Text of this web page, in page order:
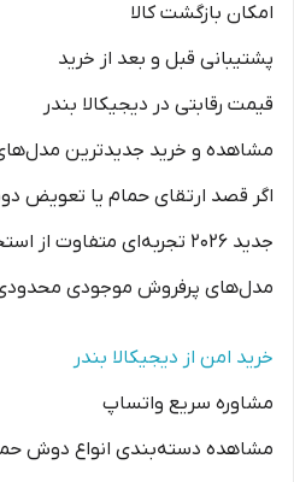
امکان بازگشت کالا
پشتیبانی قبل و بعد از خرید
قیمت رقابتی در دیجیکالا بندر
مشاهده و خرید جدیدترین
اگر قصد ارتقای حمام یا تعویض
جدید ۲۰۲۶ تجربه‌ای متفاوت
مدل‌های پرفروش موجودی محدودی
خرید امن از دیجیکالا بندر
مشاوره سریع واتساپ
مشاهده دسته‌بندی انواع دوش